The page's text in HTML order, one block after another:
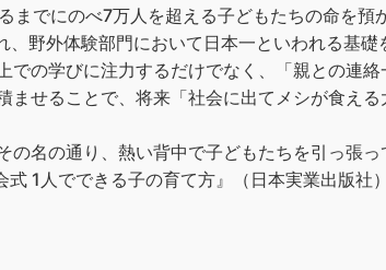
でにのべ7万人を超える子どもたちの命を預
野外体験部門において日本一といわれる基礎
の学びに注力するだけでなく、「親との連
せることで、将来「社会に出てメシが食える
名の通り、熱い背中で子どもたちを引っ張っ
1人でできる子の育て方』（日本実業出版社）